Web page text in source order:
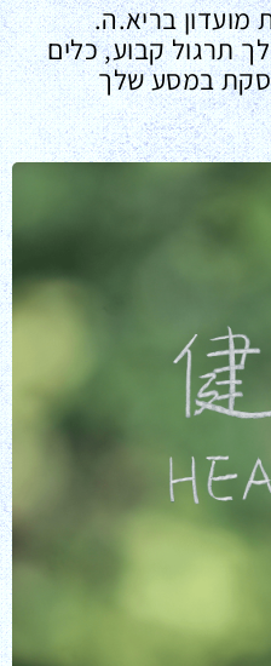
מועדון בריא.ה.
תרגול קבוע, כלים
במסע שלך